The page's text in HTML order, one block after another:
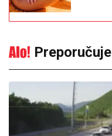
Preporučuje